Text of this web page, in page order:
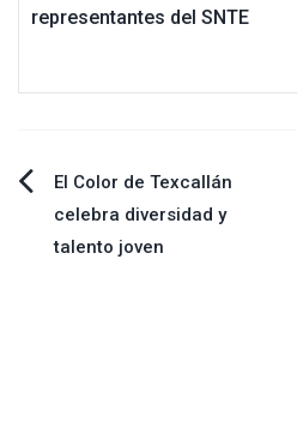
representantes del SNTE
Navegación
de
El Color de Texcallán
celebra diversidad y
talento joven